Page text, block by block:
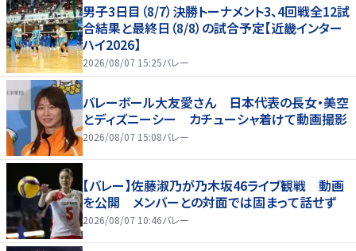
男子3日目（8/7）決勝トーナメント3、4回戦全12試
合結果と最終日（8/8）の試合予定【近畿インター
ハイ2026】
2026/08/07 15:25バレー
バレーボール大友愛さん 日本代表の長女・美空
とディズニーシー カチューシャ着けて動画撮影
2026/08/07 15:08バレー
【バレー】佐藤淑乃が乃木坂46ライブ観戦 動画
を公開 メンバーとの対面では固まって話せず
2026/08/07 10:46バレー